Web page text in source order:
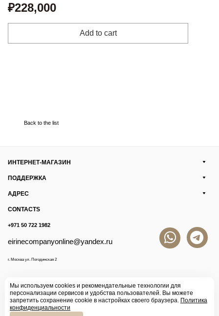
₽228,000
Add to cart
Back to the list
ИНТЕРНЕТ-МАГАЗИН
ПОДДЕРЖКА
АДРЕС
CONTACTS
+971 50 722 1982
eirinecompanyonline@yandex.ru
г. Москва ул. Погодинская 2
Мы используем cookies и рекомендательные технологии для
персонализации сервисов и удобства пользователей. Вы можете
запретить сохранение cookie в настройках своего браузера. Политика
конфиденциальности